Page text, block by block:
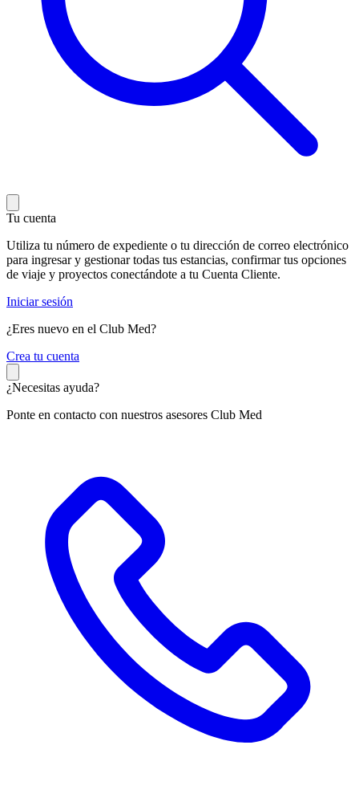
Tu cuenta
Utiliza tu número de expediente o tu dirección de correo electrónico
para ingresar y gestionar todas tus estancias, confirmar tus opciones
de viaje y proyectos conectándote a tu Cuenta Cliente.
Iniciar sesión
¿Eres nuevo en el Club Med?
Crea tu cuenta
¿Necesitas ayuda?
Ponte en contacto con nuestros asesores Club Med